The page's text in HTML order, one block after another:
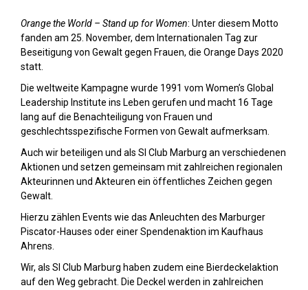
Orange the World – Stand up for Women: Unter diesem Motto
fanden am 25. November, dem Internationalen Tag zur
Beseitigung von Gewalt gegen Frauen, die Orange Days 2020
statt.
Die weltweite Kampagne wurde 1991 vom Women’s Global
Leadership Institute ins Leben gerufen und macht 16 Tage
lang auf die Benachteiligung von Frauen und
geschlechtsspezifische Formen von Gewalt aufmerksam.
Auch wir beteiligen und als SI Club Marburg an verschiedenen
Aktionen und setzen gemeinsam mit zahlreichen regionalen
Akteurinnen und Akteuren ein öffentliches Zeichen gegen
Gewalt.
Hierzu zählen Events wie das Anleuchten des Marburger
Piscator-Hauses oder einer Spendenaktion im Kaufhaus
Ahrens.
Wir, als SI Club Marburg haben zudem eine Bierdeckelaktion
auf den Weg gebracht. Die Deckel werden in zahlreichen